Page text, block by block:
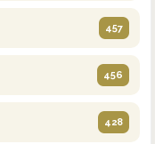
457
456
428